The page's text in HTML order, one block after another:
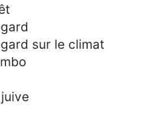
sur le climat